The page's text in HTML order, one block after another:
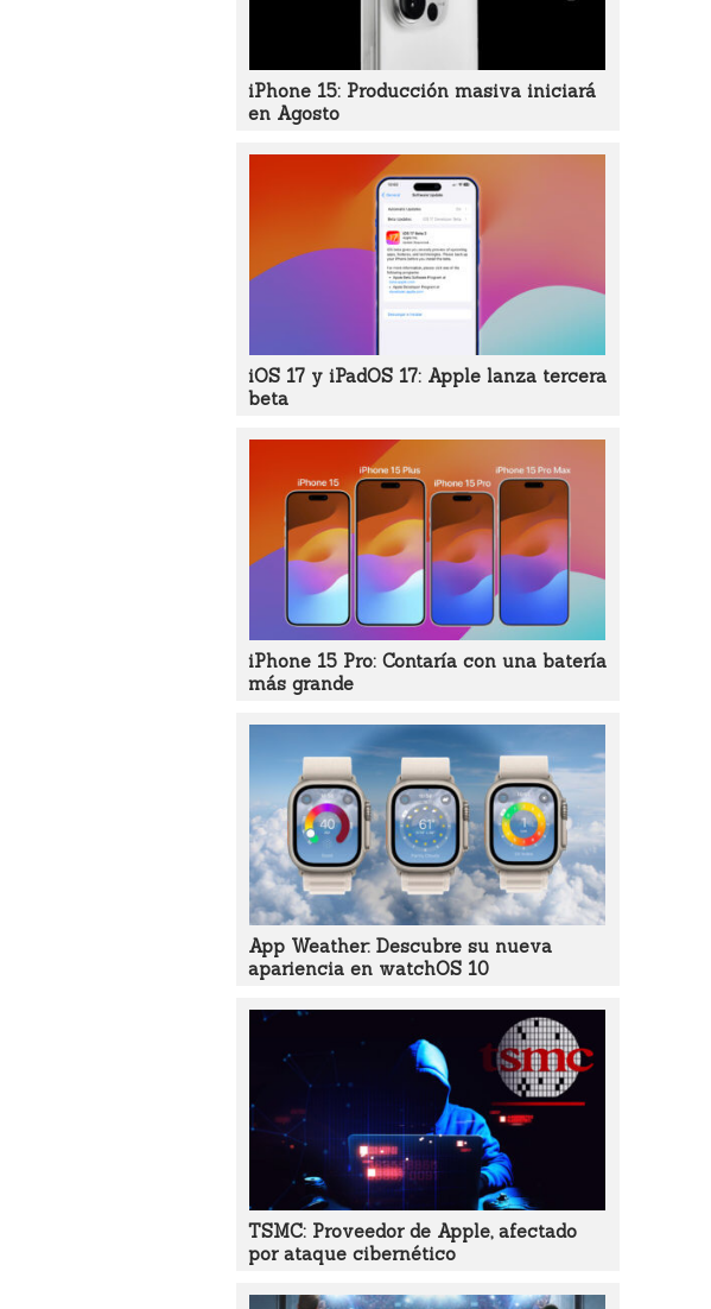
iPhone 15: Producción masiva iniciará
en Agosto
iOS 17 y iPadOS 17: Apple lanza tercera
beta
iPhone 15 Pro: Contaría con una batería
más grande
App Weather: Descubre su nueva
apariencia en watchOS 10
TSMC: Proveedor de Apple, afectado
por ataque cibernético